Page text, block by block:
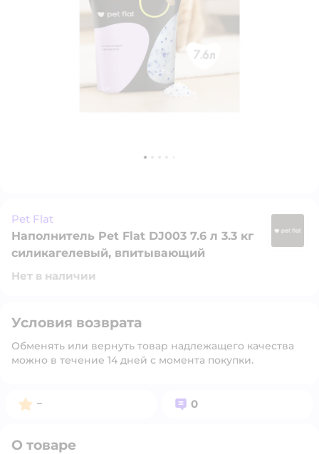
Pet Flat
Наполнитель Pet Flat DJ003 7.6 л 3.3 кг
силикагелевый, впитывающий
Нет в наличии
Условия возврата
Обменять или вернуть товар надлежащего качества
можно в течение 14 дней с момента покупки.
Рейтинг:
– Вопросов:
0
О товаре